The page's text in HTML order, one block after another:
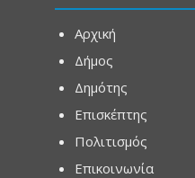
Αρχική
Δήμος
Δημότης
Επισκέπτης
Πολιτισμός
Επικοινωνία